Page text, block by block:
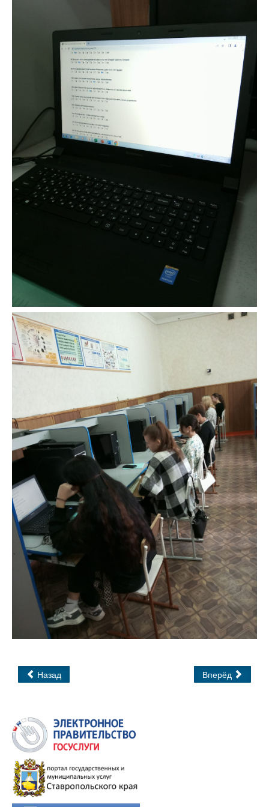
Назад Вперёд